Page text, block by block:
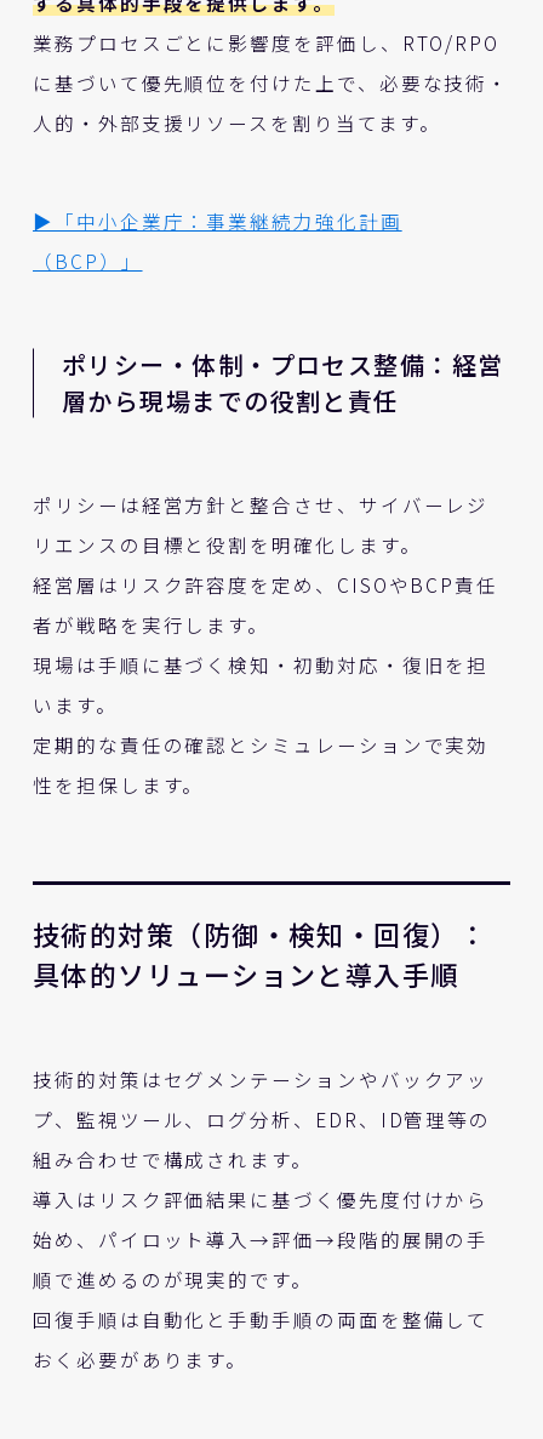
業務プロセスごとに影響度を評価し、RTO/RPO
に基づいて優先順位を付けた上で、必要な技術・
人的・外部支援リソースを割り当てます。
▶「中小企業庁：事業継続力強化計画
（BCP）」
ポリシー・体制・プロセス整備：経営
層から現場までの役割と責任
ポリシーは経営方針と整合させ、サイバーレジ
リエンスの目標と役割を明確化します。
経営層はリスク許容度を定め、CISOやBCP責任
者が戦略を実行します。
現場は手順に基づく検知・初動対応・復旧を担
います。
定期的な責任の確認とシミュレーションで実効
性を担保します。
技術的対策（防御・検知・回復）：
具体的ソリューションと導入手順
技術的対策はセグメンテーションやバックアッ
プ、監視ツール、ログ分析、EDR、ID管理等の
組み合わせで構成されます。
導入はリスク評価結果に基づく優先度付けから
始め、パイロット導入→評価→段階的展開の手
順で進めるのが現実的です。
回復手順は自動化と手動手順の両面を整備して
おく必要があります。